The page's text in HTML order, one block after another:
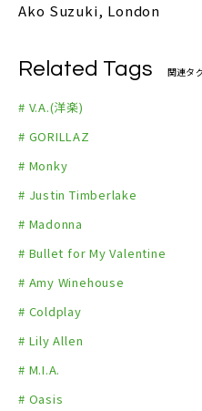
Ako Suzuki, London
Related Tags 関連タ
# V.A.(洋楽)
# GORILLAZ
# Monky
# Justin Timberlake
# Madonna
# Bullet for My Valentine
# Amy Winehouse
# Coldplay
# Lily Allen
# M.I.A.
# Oasis